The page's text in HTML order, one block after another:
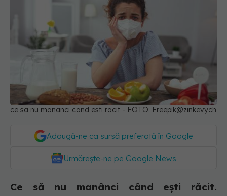
ce sa nu mananci cand esti racit - FOTO: Freepik@zinkevych
Adaugă-ne ca sursă preferată în Google
Urmărește-ne pe Google News
Ce să nu manânci când ești răcit.